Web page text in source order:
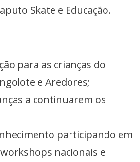
Skate e Educação.
para as crianças do
e Aredores;
a continuarem os
participando em
nacionais e